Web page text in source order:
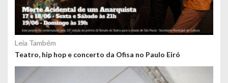
Leia Também
Teatro, hip hop e concerto da Ofisa no Paulo Eiró